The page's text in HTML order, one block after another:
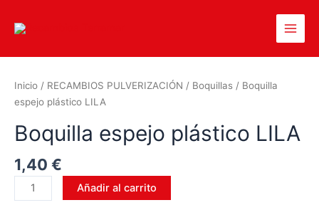
Inicio / RECAMBIOS PULVERIZACIÓN / Boquillas / Boquilla
espejo plástico LILA
Boquilla espejo plástico LILA
1,40 €
Añadir al carrito